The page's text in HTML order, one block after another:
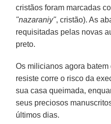
cristãos foram marcadas
"nazaraniy", cristão). As
requisitadas pelas novas
preto.
Os milicianos agora
resiste corre o risco da
sua casa queimada,
seus preciosos
últimos dias.